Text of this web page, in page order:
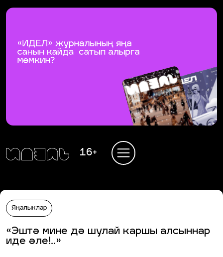
16+
Яңалыклар
«Эштә мине дә шулай каршы алсыннар
иде әле!..»